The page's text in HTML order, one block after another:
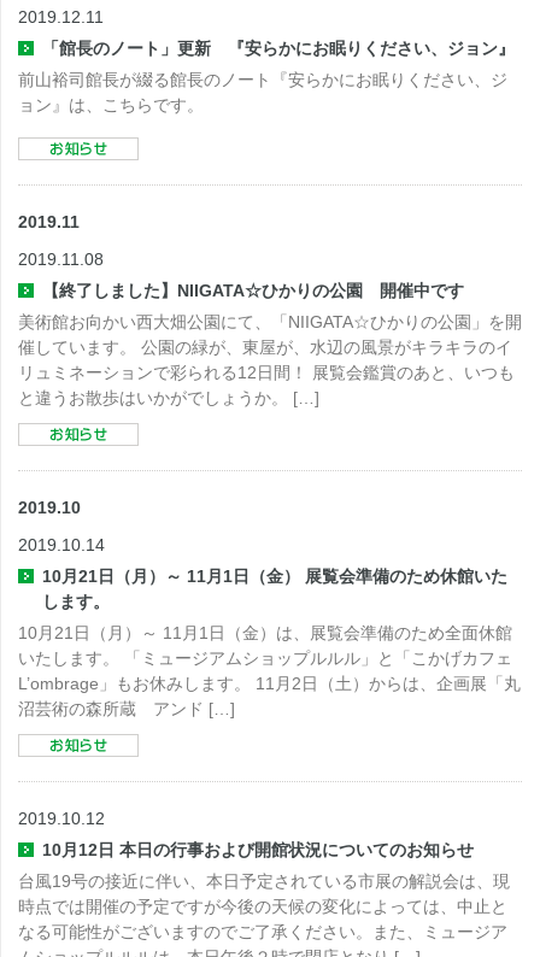
2019.12.11
「館長のノート」更新 『安らかにお眠りください、ジョン』
前山裕司館長が綴る館長のノート『安らかにお眠りください、ジ
ョン』は、こちらです。
2019.11
2019.11.08
【終了しました】NIIGATA☆ひかりの公園 開催中です
美術館お向かい西大畑公園にて、「NIIGATA☆ひかりの公園」を開
催しています。 公園の緑が、東屋が、水辺の風景がキラキラのイ
リュミネーションで彩られる12日間！ 展覧会鑑賞のあと、いつも
と違うお散歩はいかがでしょうか。 […]
2019.10
2019.10.14
10月21日（月）～ 11月1日（金） 展覧会準備のため休館いた
します。
10月21日（月）～ 11月1日（金）は、展覧会準備のため全面休館
いたします。 「ミュージアムショップルルル」と「こかげカフェ
L’ombrage」もお休みします。 11月2日（土）からは、企画展「丸
沼芸術の森所蔵 アンド […]
2019.10.12
10月12日 本日の行事および開館状況についてのお知らせ
台風19号の接近に伴い、本日予定されている市展の解説会は、現
時点では開催の予定ですが今後の天候の変化によっては、中止と
なる可能性がございますのでご了承ください。また、ミュージア